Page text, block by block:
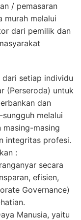
/ pemasaran
murah melalui
dari pemilik dan
setiap individu
(Perseroda) untuk
dan
melalui
masing
integritas profesi.
:
secara
efisien,
Governance)
Manusia, yaitu